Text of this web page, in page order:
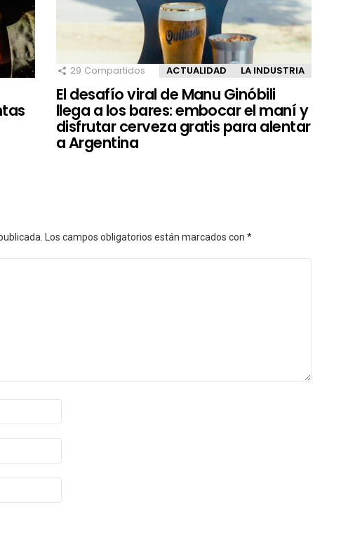
29 Compartidos ACTUALIDAD LA INDUSTRIA
El desafío viral de Manu Ginóbili
llega a los bares: embocar el maní y
disfrutar cerveza gratis para alentar
a Argentina
Los campos obligatorios están marcados con *